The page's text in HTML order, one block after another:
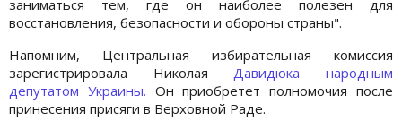
заниматься тем, где он наиболее полезен для
восстановления, безопасности и обороны страны".
Напомним, Центральная избирательная комиссия
зарегистрировала Николая Давидюка народным
депутатом Украины. Он приобретет полномочия после
принесения присяги в Верховной Раде.